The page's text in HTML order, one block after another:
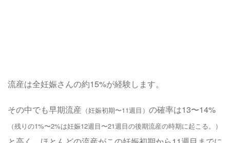
流産は全妊娠さんの約15%が経験します。
その中でも早期流産 （妊娠初期〜11週目） の確率は13〜14%
（残りの1%〜2%は妊娠12週目〜21週目の後期流産の時期に起こる。）